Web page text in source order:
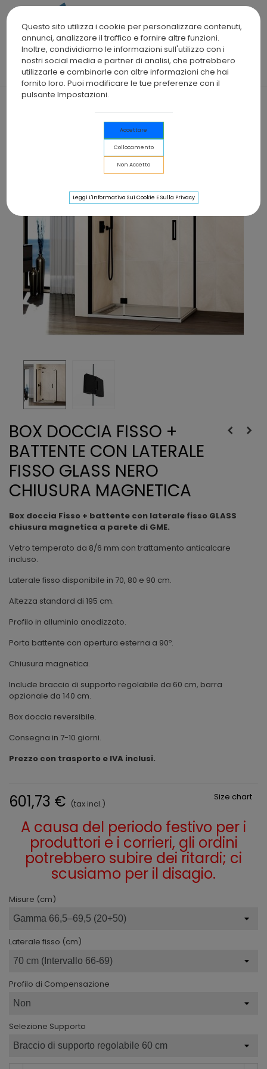
Questo sito utilizza i cookie per personalizzare contenuti,
annunci, analizzare il traffico e fornire altre funzioni.
Inoltre, condividiamo le informazioni sull'utilizzo con i
nostri social media e partner di analisi, che potrebbero
utilizzarle e combinarle con altre informazioni che hai
fornito loro. Puoi modificare le tue preferenze con il
pulsante Impostazioni.
Accettare
Collocamento
Non Accetto
Leggi L'informativa Sui Cookie E Sulla Privacy
0
Home > Box Doccia > Box doccia Fisso + Battente con laterale
fisso GLASS NERO chiusura magnetica
BOX DOCCIA FISSO +
BATTENTE CON LATERALE
FISSO GLASS NERO
CHIUSURA MAGNETICA
Box doccia Fisso + battente con laterale fisso GLASS
chiusura magnetica a parete di GME.
Vetro temperato da 8/6 mm con trattamento anticalcare
incluso.
Laterale fisso disponibile in 70, 80 e 90 cm.
Altezza standard di 195 cm.
Profilo in alluminio anodizzato.
Porta battente con apertura esterna a 90º.
Chiusura magnetica.
Include braccio di supporto regolabile da 60 cm, barra
opzionale da 140 cm.
Box doccia reversibile.
Consegna in 7-10 giorni.
Prezzo con trasporto e IVA inclusi.
601,73 € (tax incl.)
Size chart
A causa del periodo festivo per i
produttori e i corrieri, gli ordini
potrebbero subire dei ritardi; ci
scusiamo per il disagio.
Misure (cm)
Laterale fisso (cm)
Profilo di Compensazione
Selezione Supporto